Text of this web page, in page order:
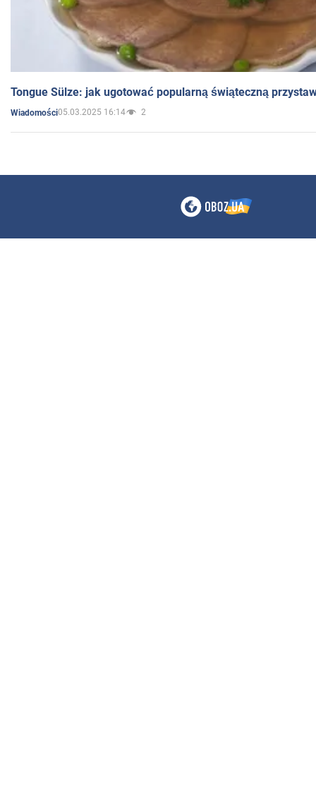
Tongue Sülze: jak ugotować popularną świąteczną
Wiadomości05.03.2025 16:14 2